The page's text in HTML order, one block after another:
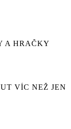
A HRAČKY
VÍC NEŽ JEN